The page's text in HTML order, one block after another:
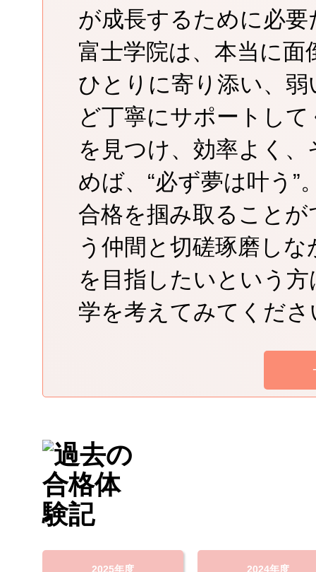
が成長するために必
富士学院は、本当に
ひとりに寄り添い、
ど丁寧にサポートし
を見つけ、効率よく
めば、“必ず夢は叶う
合格を掴み取ること
う仲間と切磋琢磨し
を目指したいという
学を考えてみてくださ
2025年度 2024年度